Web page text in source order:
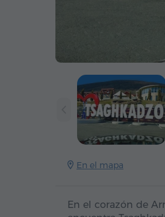
En el mapa
En el corazón de